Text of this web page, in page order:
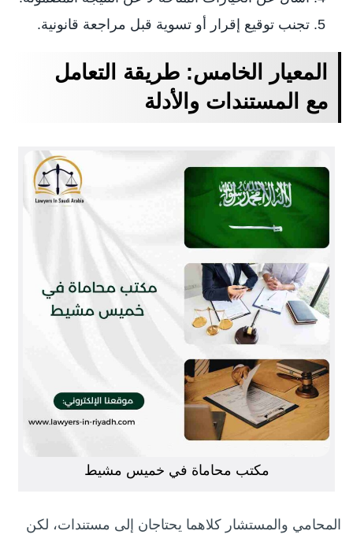
تجنب توقيع إقرار أو تسوية قبل مراجعة قانونية.
المعيار الخامس: طريقة التعامل
مع المستندات والأدلة
مكتب محاماة في خميس مشيط
المحامي والمستشار كلاهما يحتاجان إلى مستندات، لكن